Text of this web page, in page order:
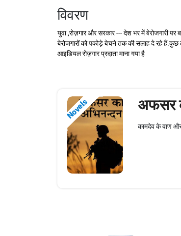
विवरण
युवा ,रोज़गार और सरकार --- देश भर में बेरोजगारी
बेरोजगारों को पकोड़े बेचने तक की सलाह दे रहे हैं.कुछ
आइडियल रोज़गार प्रदाता माना गया है
Novels अफसर
कामदेव के वाण